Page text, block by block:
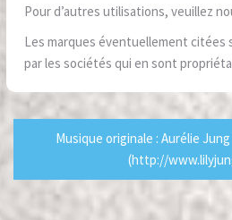
Pour d’autres utilisations, veuillez
Les marques éventuellement citées
par les sociétés qui en sont
Musique originale : Aurélie
(http://